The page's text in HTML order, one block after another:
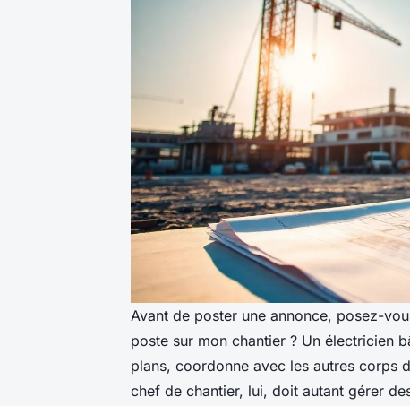
Avant de poster une annonce, posez-
poste sur mon chantier ? Un électricien
plans, coordonne avec les autres corps
chef de chantier, lui, doit autant gérer